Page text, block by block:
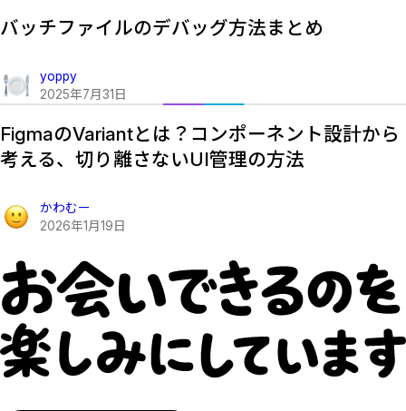
バッチファイルのデバッグ方法まとめ
yoppy
2025年7月 31 日
FigmaのVariantとは？コンポーネント設計から
考える、切り離さないUI管理の方法
かわむー
2026年1月 19 日